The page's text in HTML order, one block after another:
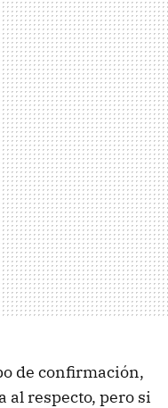
de confirmación,
respecto, pero si